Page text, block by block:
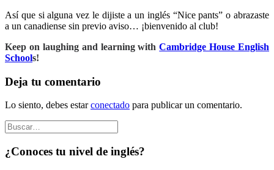
Así que si alguna vez le dijiste a un inglés “Nice pants” o abrazaste
a un canadiense sin previo aviso… ¡bienvenido al club!
Keep on laughing and learning withCambridge House English
Schools!
Deja tu comentario
Lo siento, debes estarconectado para publicar un comentario.
¿Conoces tu nivel de inglés?